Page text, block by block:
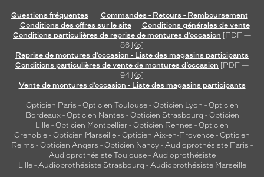
Questions fréquentes
Commandes - Retours - Remboursement
Conditions des offres sur le site
Conditions générales de vente
Conditions particulières de reprise de montures d’occasion [PDF —
86 Ko]
Reprise de montures d’occasion - Liste des magasins participants
Conditions particulières de vente de montures d’occasion [PDF —
94 Ko]
Vente de montures d’occasion - Liste des magasins participants
Opticien Paris - Opticien Toulouse- Opticien Lyon - Opticien
Bordeaux- Opticien Nantes - Opticien Strasbourg - Opticien
Lille - Opticien Montpellier - Opticien Rennes - Opticien
Grenoble - Opticien Marseille - Opticien Aix-en-Provence - Opticien
Reims - Opticien Angers - Opticien Nancy - Audioprothésiste Paris -
Audioprothésiste Toulouse- Audioprothésiste
Lille- Audioprothésiste Strasbourg - Audioprothésiste Marseille